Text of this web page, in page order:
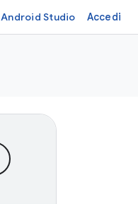
Android Studio Accedi